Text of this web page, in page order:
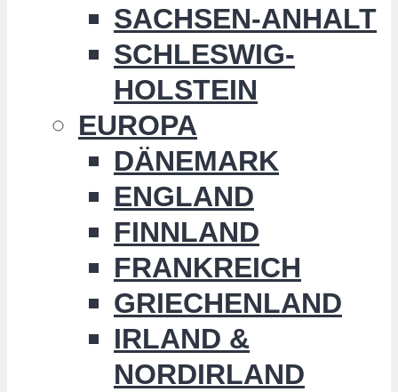
SACHSEN-ANHALT
SCHLESWIG-
HOLSTEIN
EUROPA
DÄNEMARK
ENGLAND
FINNLAND
FRANKREICH
GRIECHENLAND
IRLAND &
NORDIRLAND